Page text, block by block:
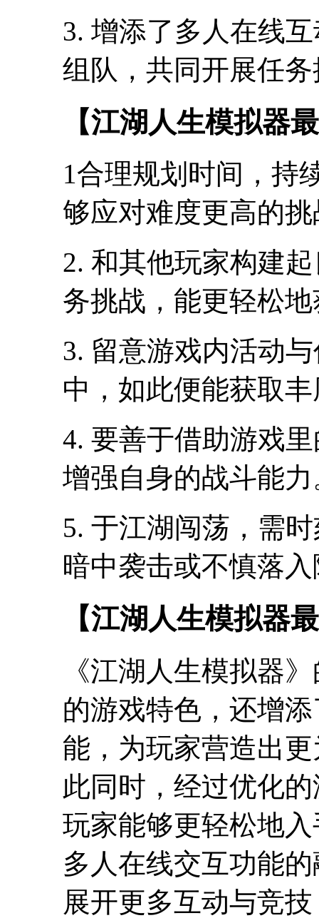
3. 增添了多人在线
组队，共同开展任
【江湖人生模拟器
1合理规划时间，持
够应对难度更高的
2. 和其他玩家构建
务挑战，能更轻松
3. 留意游戏内活动
中，如此便能获取
4. 要善于借助游戏
增强自身的战斗能力
5. 于江湖闯荡，需
暗中袭击或不慎落
【江湖人生模拟器
《江湖人生模拟器
的游戏特色，还增
能，为玩家营造出
此同时，经过优化
玩家能够更轻松地
多人在线交互功能
展开更多互动与竞